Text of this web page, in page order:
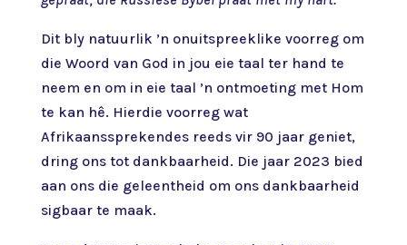
Dit bly natuurlik ’n onuitspreeklike voorreg om
die Woord van God in jou eie taal ter hand te
neem en om in eie taal ’n ontmoeting met Hom
te kan hê. Hierdie voorreg wat
Afrikaanssprekendes reeds vir 90 jaar geniet,
dring ons tot dankbaarheid. Die jaar 2023 bied
aan ons die geleentheid om ons dankbaarheid
sigbaar te maak.